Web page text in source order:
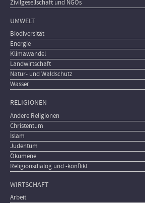
Zivilgesellschaft und NGOs
UMWELT
Biodiversität
Energie
Klimawandel
Landwirtschaft
Natur- und Waldschutz
Wasser
RELIGIONEN
Andere Religionen
Christentum
Islam
Judentum
Ökumene
Religionsdialog und -konflikt
WIRTSCHAFT
Arbeit